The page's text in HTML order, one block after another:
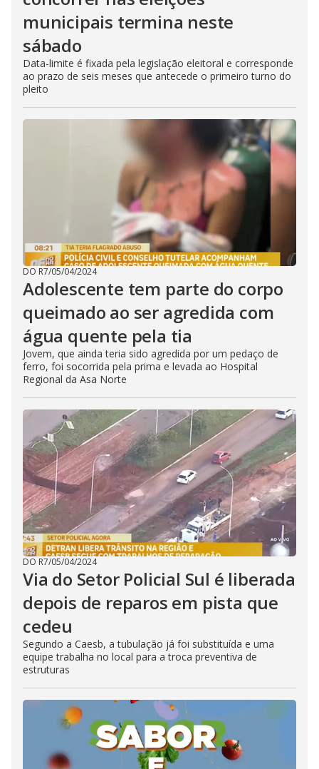
municipais termina neste
sábado
Data-limite é fixada pela legislação eleitoral e corresponde
ao prazo de seis meses que antecede o primeiro turno do
pleito
DO R7/05/04/2024
Adolescente tem parte do corpo
queimado ao ser agredida com
água quente pela tia
Jovem, que ainda teria sido agredida por um pedaço de
ferro, foi socorrida pela prima e levada ao Hospital
Regional da Asa Norte
DO R7/05/04/2024
Via do Setor Policial Sul é liberada
depois de reparos em pista que
cedeu
Segundo a Caesb, a tubulação já foi substituída e uma
equipe trabalha no local para a troca preventiva de
estruturas